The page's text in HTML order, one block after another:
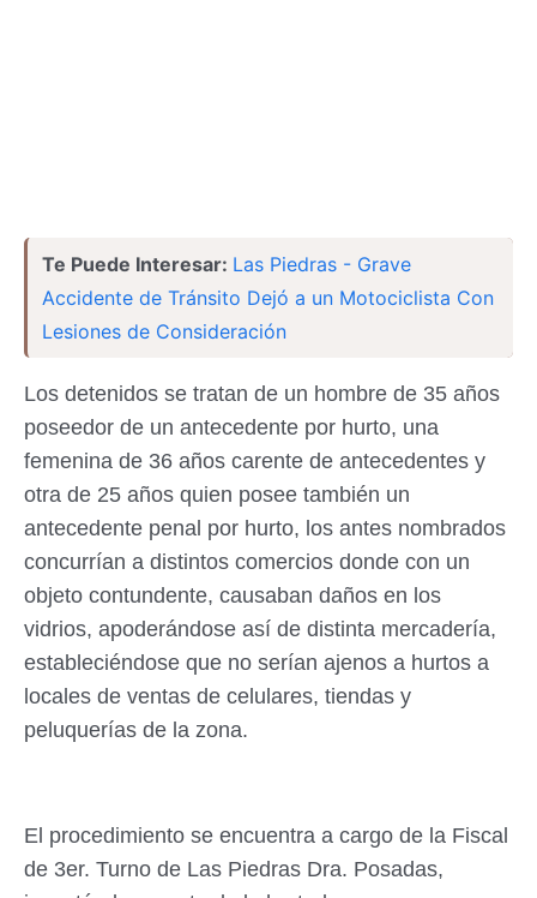
Te Puede Interesar: Las Piedras - Grave
Accidente de Tránsito Dejó a un Motociclista Con
Lesiones de Consideración
Los detenidos se tratan de un hombre de 35 años
poseedor de un antecedente por hurto, una
femenina de 36 años carente de antecedentes y
otra de 25 años quien posee también un
antecedente penal por hurto, los antes nombrados
concurrían a distintos comercios donde con un
objeto contundente, causaban daños en los
vidrios, apoderándose así de distinta mercadería,
estableciéndose que no serían ajenos a hurtos a
locales de ventas de celulares, tiendas y
peluquerías de la zona.
El procedimiento se encuentra a cargo de la Fiscal
de 3er. Turno de Las Piedras Dra. Posadas,